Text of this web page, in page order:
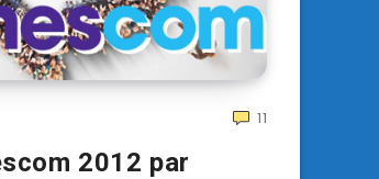
11
2012 par